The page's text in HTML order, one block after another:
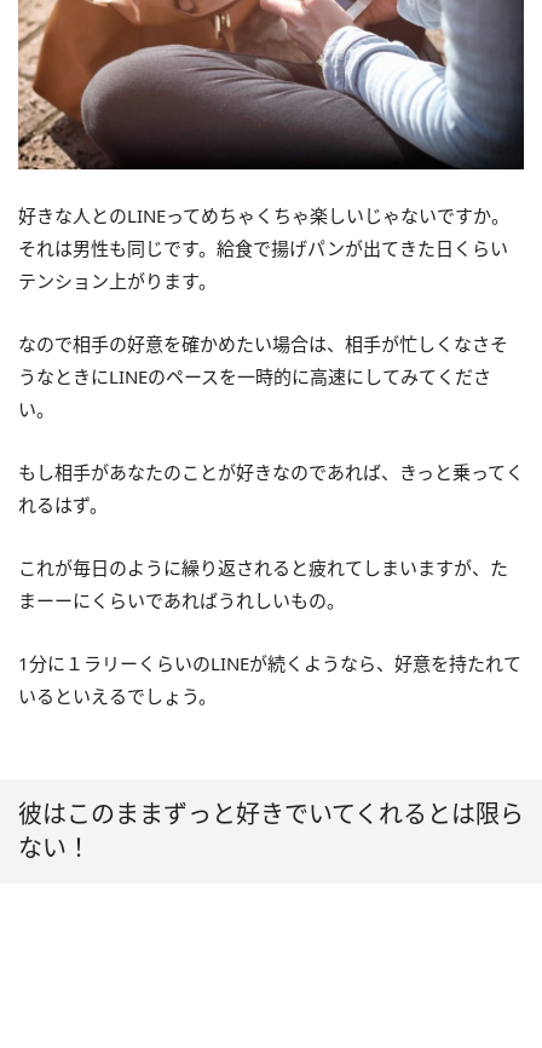
好きな人とのLINEってめちゃくちゃ楽しいじゃないですか。
それは男性も同じです。給食で揚げパンが出てきた日くらい
テンション上がります。
なので相手の好意を確かめたい場合は、相手が忙しくなさそ
うなときにLINEのペースを一時的に高速にしてみてくださ
い。
もし相手があなたのことが好きなのであれば、きっと乗ってく
れるはず。
これが毎日のように繰り返されると疲れてしまいますが、た
まーーにくらいであればうれしいもの。
1分に１ラリーくらいのLINEが続くようなら、好意を持たれて
いるといえるでしょう。
彼はこのままずっと好きでいてくれるとは限ら
ない！